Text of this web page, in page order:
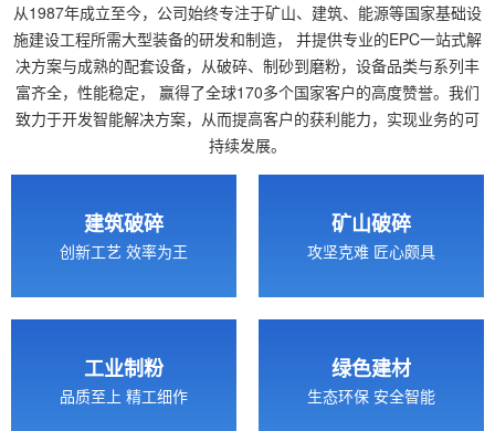
从1987年成立至今，公司始终专注于矿山、建筑、能源等国家基础设
施建设工程所需大型装备的研发和制造，
并提供专业的EPC一站式解
决方案与成熟的配套设备，从破碎、制砂到磨粉，设备品类与系列丰
富齐全，性能稳定，
赢得了全球170多个国家客户的高度赞誉。我们
致力于开发智能解决方案，从而提高客户的获利能力，实现业务的可
持续发展。
建筑破碎
创新工艺 效率为王
矿山破碎
攻坚克难 匠心颇具
工业制粉
品质至上 精工细作
绿色建材
生态环保 安全智能